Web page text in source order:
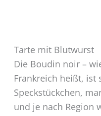
Tarte mit Blutwurst
Die Boudin noir –
Frankreich heißt, ist
Speckstückchen,
und je nach Region